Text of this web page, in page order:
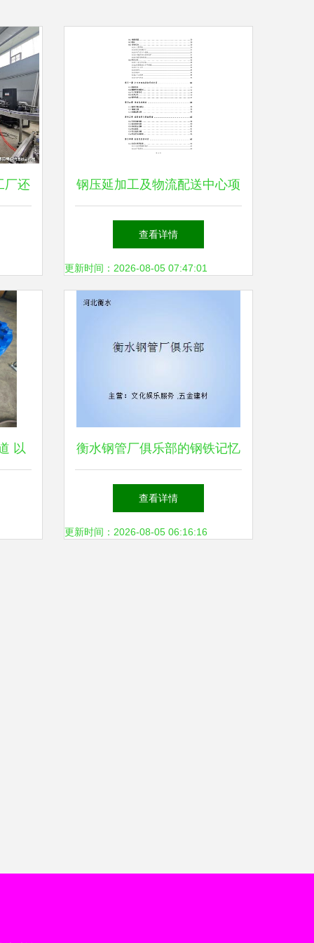
厂还
赚
钢压延加工及物流配送中心项
目可行性研究报告模板备案审
批
查看详情
更新时间：2026-08-05 07:47:01
以
工
衡水钢管厂俱乐部的钢铁记忆
钢压延加工艺术与精神的传承
查看详情
更新时间：2026-08-05 06:16:16